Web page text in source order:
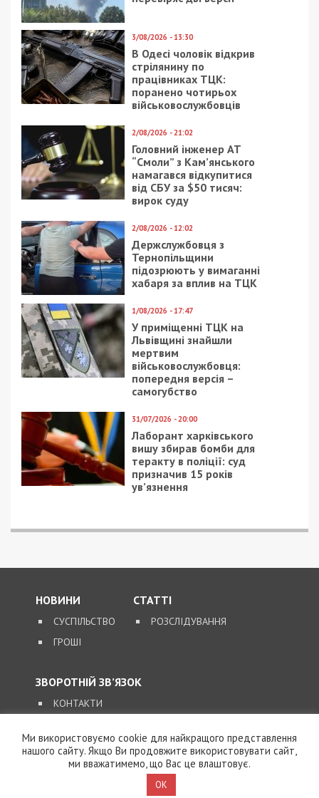
3/08/2026 - 13:30
В Одесі чоловік відкрив
стрілянину по
працівниках ТЦК:
поранено чотирьох
військовослужбовців
2/08/2026 - 21:02
Головний інженер АТ
“Смоли” з Кам’янського
намагався відкупитися
від СБУ за $50 тисяч:
вирок суду
2/08/2026 - 12:02
Держслужбовця з
Тернопільщини
підозрюють у вимаганні
хабаря за вплив на ТЦК
1/08/2026 - 17:47
У приміщенні ТЦК на
Львівщині знайшли
мертвим
військовослужбовця:
попередня версія –
самогубство
31/07/2026 - 20:00
Лаборант харківського
вишу збирав бомби для
теракту в поліції: суд
призначив 15 років
ув’язнення
НОВИНИ
СУСПІЛЬСТВО
ГРОШІ
СТАТТІ
РОЗСЛІДУВАННЯ
ЗВОРОТНІЙ ЗВ’ЯЗОК
КОНТАКТИ
SUPPORT@49000.COM.UA
© 2026, ВСІ ПРАВА ЗАХИЩЕНІ
Ми використовуємо cookie для найкращого представлення
нашого сайту. Якщо Ви продовжите використовувати сайт,
ми вважатимемо, що Вас це влаштовує.
OK